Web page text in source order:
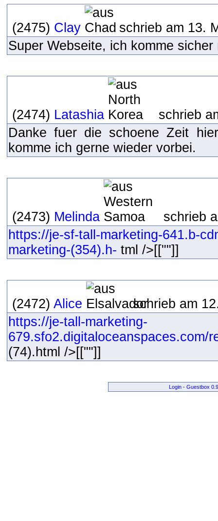
(2475) Clay
schrieb am 13.
Super Webseite, ich komme
(2474) Latashia
schrieb
Danke fuer die schoene Zeit
komme ich gerne wieder vorbei.
(2473) Melinda
schrieb
https://je-sf-tall-marketing-641.b-
marketing-(354).h- tml />[[""]]
(2472) Alice
schrieb am
https://je-tall-marketing-
679.sfo2.digitaloceanspaces.com/
(74).html />[[""]]
Login- Guestbox